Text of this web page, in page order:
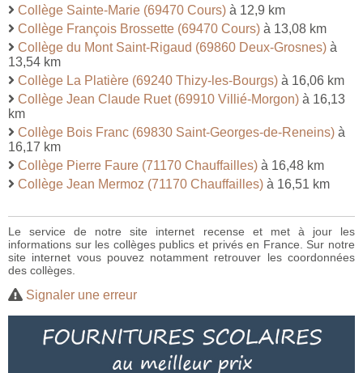
Collège Sainte-Marie (69470 Cours) à 12,9 km
Collège François Brossette (69470 Cours) à 13,08 km
Collège du Mont Saint-Rigaud (69860 Deux-Grosnes) à
13,54 km
Collège La Platière (69240 Thizy-les-Bourgs) à 16,06 km
Collège Jean Claude Ruet (69910 Villié-Morgon) à 16,13
km
Collège Bois Franc (69830 Saint-Georges-de-Reneins) à
16,17 km
Collège Pierre Faure (71170 Chauffailles) à 16,48 km
Collège Jean Mermoz (71170 Chauffailles) à 16,51 km
Le service de notre site internet recense et met à jour les
informations sur les collèges publics et privés en France. Sur notre
site internet vous pouvez notamment retrouver les coordonnées
des collèges.
Signaler une erreur